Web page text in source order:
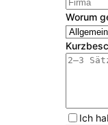
Worum
Ich